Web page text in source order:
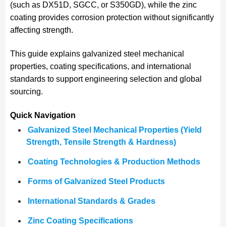
(such as DX51D, SGCC, or S350GD), while the zinc
coating provides corrosion protection without significantly
affecting strength.
This guide explains galvanized steel mechanical
properties, coating specifications, and international
standards to support engineering selection and global
sourcing.
Quick Navigation
Galvanized Steel Mechanical Properties (Yield
Strength, Tensile Strength & Hardness)
Coating Technologies & Production Methods
Forms of Galvanized Steel Products
International Standards & Grades
Zinc Coating Specifications